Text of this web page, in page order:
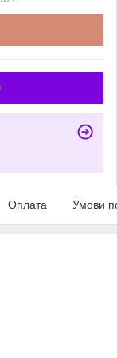
Оплата Умови